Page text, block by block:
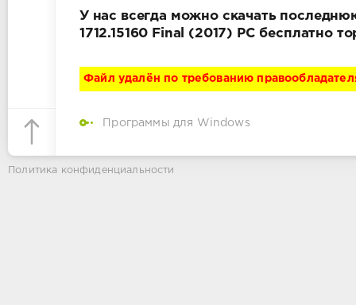
У нас всегда можно скачать
1712.15160 Final (2017) РС бесплатно
Файл удалён по требованию
Программы для Windows
Политика конфиденциальности